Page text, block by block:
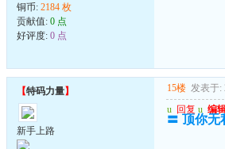
铜币: 2184 枚
贡献值: 0 点
好评度: 0 点
【特码力量】
新手上路
15楼 发表于:
u 回复 u 编
〓 顶